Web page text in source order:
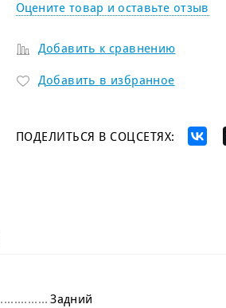
Оцените товар и оставьте отзыв
Добавить к сравнению
Добавить в избранное
ПОДЕЛИТЬСЯ В СОЦСЕТЯХ:
Задний